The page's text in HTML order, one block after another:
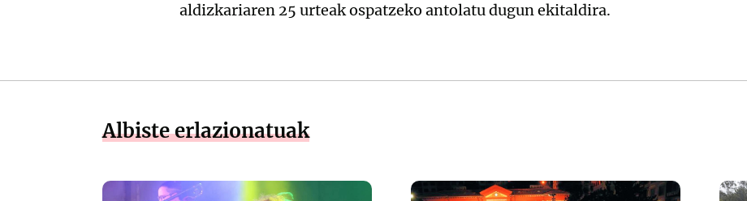
aldizkariaren 25 urteak ospatzeko antolatu dugun ekitaldira.
Albiste erlazionatuak